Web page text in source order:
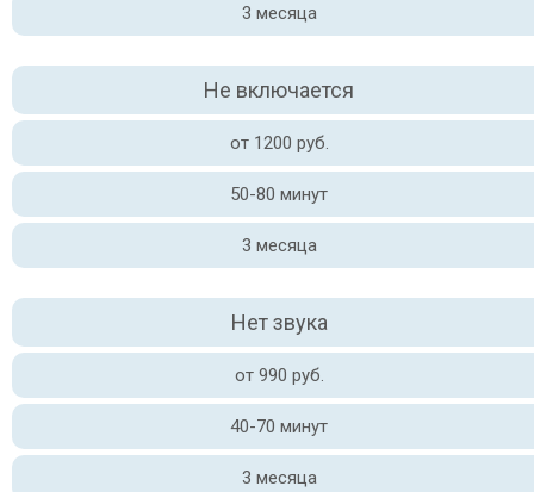
3 месяца
Не включается
от 1200 руб.
50-80 минут
3 месяца
Нет звука
от 990 руб.
40-70 минут
3 месяца